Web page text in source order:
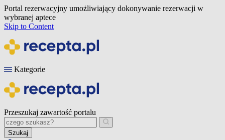
Portal rezerwacyjny umożliwiający dokonywanie rezerwacji w
wybranej aptece
Skip to Content
Kategorie
Przeszukaj zawartość portalu
Szukaj